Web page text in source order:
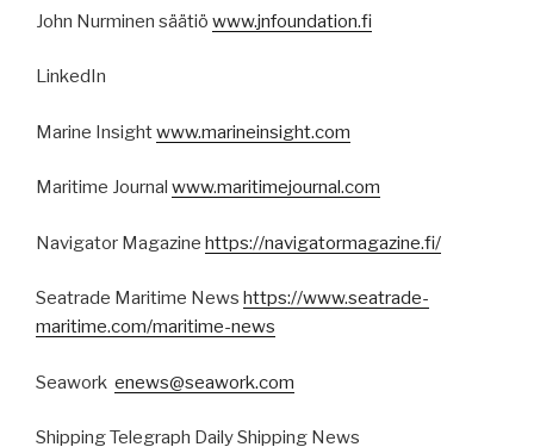
John Nurminen säätiö www.jnfoundation.fi
LinkedIn
Marine Insightwww.marineinsight.com
Maritime Journal www.maritimejournal.com
Navigator Magazine https://navigatormagazine.fi/
Seatrade Maritime News https://www.seatrade-
maritime.com/maritime-news
Seawork enews@seawork.com
Shipping Telegraph Daily Shipping News